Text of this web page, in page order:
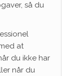
så du
at
du ikke har
når du